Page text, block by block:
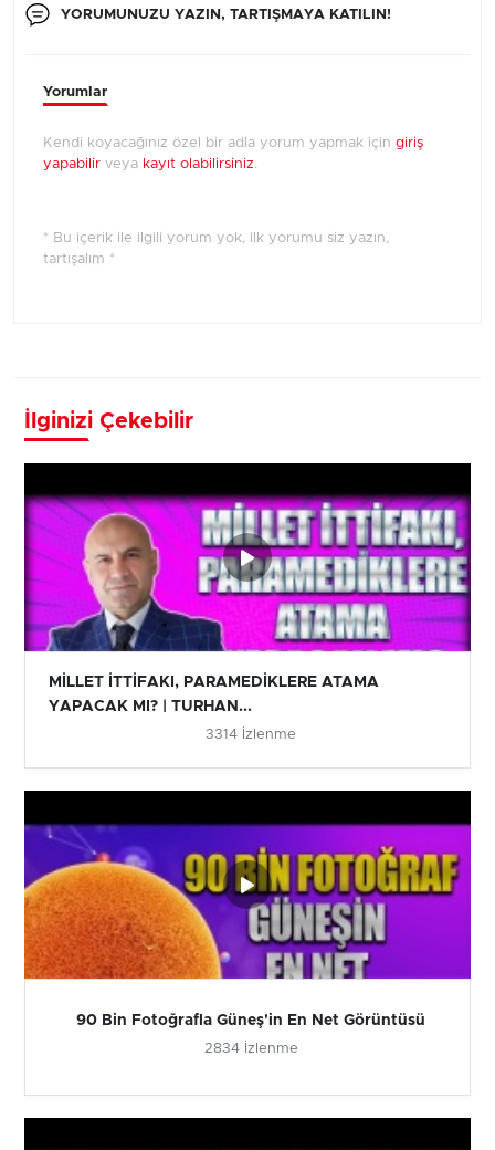
YORUMUNUZU YAZIN, TARTIŞMAYA KATILIN!
Yorumlar
Kendi koyacağınız özel bir adla yorum yapmak için giriş
yapabilir veya kayıt olabilirsiniz.
* Bu içerik ile ilgili yorum yok, ilk yorumu siz yazın,
tartışalım *
İlginizi Çekebilir
MİLLET İTTİFAKI, PARAMEDİKLERE ATAMA
YAPACAK MI? | TURHAN...
3314 İzlenme
90 Bin Fotoğrafla Güneş'in En Net Görüntüsü
2834 İzlenme